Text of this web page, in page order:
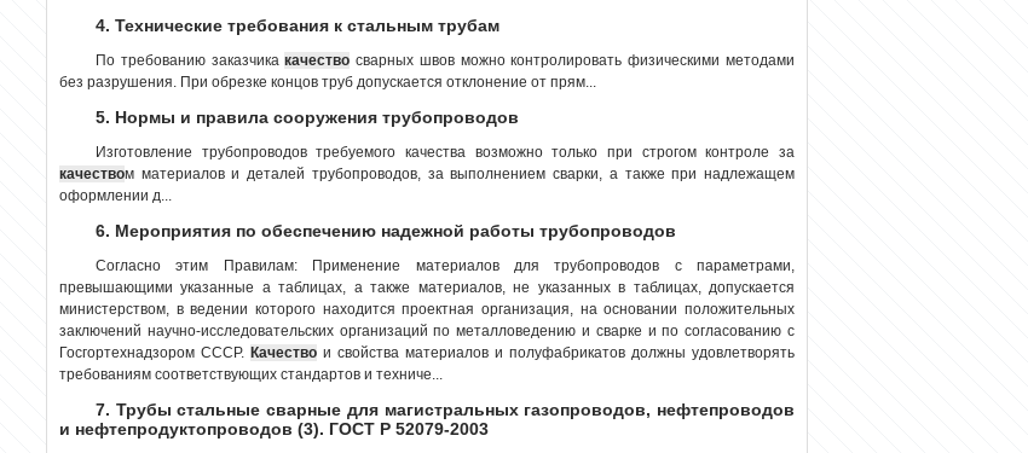
4. Технические требования к стальным трубам
По требованию заказчикакачество сварных швов можно контролировать физическими методами
без разрушения. При обрезке концов труб допускается отклонение от прям...
5. Нормы и правила сооружения трубопроводов
Изготовление трубопроводов требуемого качества возможно только при строгом контроле за
качеством материалов и деталей трубопроводов, за выполнением сварки, а также при надлежащем
оформлении д...
6. Мероприятия по обеспечению надежной работы трубопроводов
Согласно этим Правилам: Применение материалов для трубопроводов с параметрами,
превышающими указанные а таблицах, а также материалов, не указанных в таблицах, допускается
министерством, в ведении которого находится проектная организация, на основании положительных
заключений научно-исследовательских организаций по металловедению и сварке и по согласованию с
Госгортехнадзором СССР. Качество и свойства материалов и полуфабрикатов должны удовлетворять
требованиям соответствующих стандартов и техниче...
7. Трубы стальные сварные для магистральных газопроводов, нефтепроводов
и нефтепродуктопроводов (3). ГОСТ Р 52079-2003